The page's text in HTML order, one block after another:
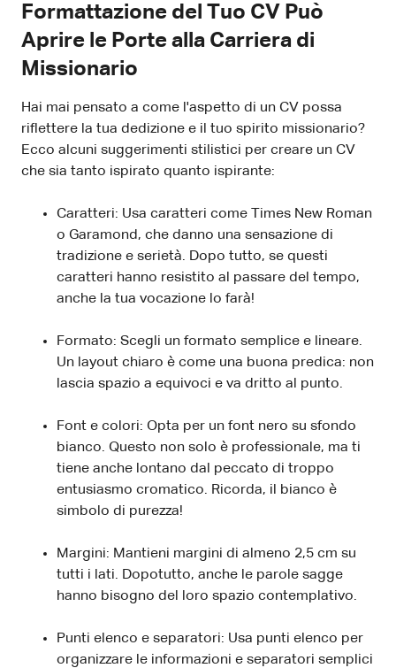
Formattazione del Tuo CV Può
Aprire le Porte alla Carriera di
Missionario
Hai mai pensato a come l'aspetto di un CV possa
riflettere la tua dedizione e il tuo spirito missionario?
Ecco alcuni suggerimenti stilistici per creare un CV
che sia tanto ispirato quanto ispirante:
Caratteri: Usa caratteri come Times New Roman
o Garamond, che danno una sensazione di
tradizione e serietà. Dopo tutto, se questi
caratteri hanno resistito al passare del tempo,
anche la tua vocazione lo farà!
Formato: Scegli un formato semplice e lineare.
Un layout chiaro è come una buona predica: non
lascia spazio a equivoci e va dritto al punto.
Font e colori: Opta per un font nero su sfondo
bianco. Questo non solo è professionale, ma ti
tiene anche lontano dal peccato di troppo
entusiasmo cromatico. Ricorda, il bianco è
simbolo di purezza!
Margini: Mantieni margini di almeno 2,5 cm su
tutti i lati. Dopotutto, anche le parole sagge
hanno bisogno del loro spazio contemplativo.
Punti elenco e separatori: Usa punti elenco per
organizzare le informazioni e separatori semplici